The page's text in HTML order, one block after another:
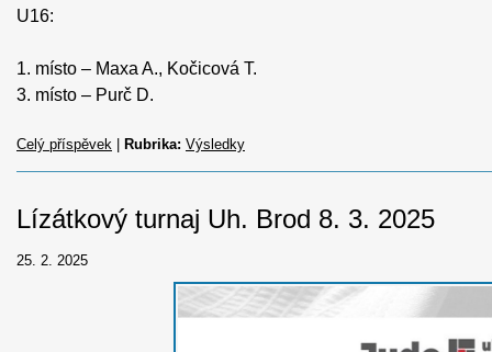
U16:
1. místo – Maxa A., Kočicová T.
3. místo – Purč D.
Celý příspěvek | Rubrika: Výsledky
Lízátkový turnaj Uh. Brod 8. 3. 2025
25. 2. 2025